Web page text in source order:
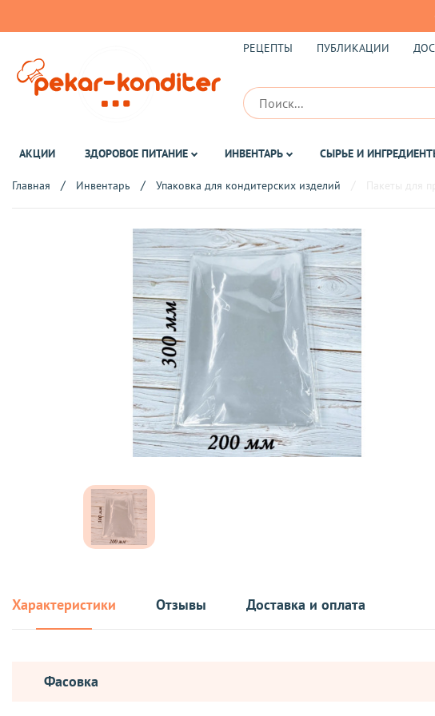
РЕЦЕПТЫ ПУБЛИКАЦИИ
АКЦИИ ЗДОРОВОЕ ПИТАНИЕ ИНВЕНТАРЬ СЫРЬЕ И
Главная Инвентарь Упаковка для кондитерских изделий
Характеристики Отзывы Доставка и оплата
Фасовка